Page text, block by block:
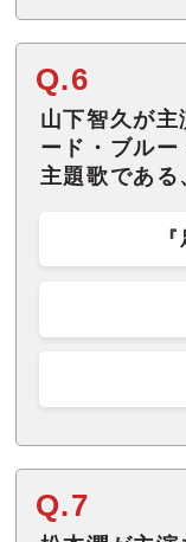
Q.6
山下智久が
ード・ブル
主題歌であ
Q.7